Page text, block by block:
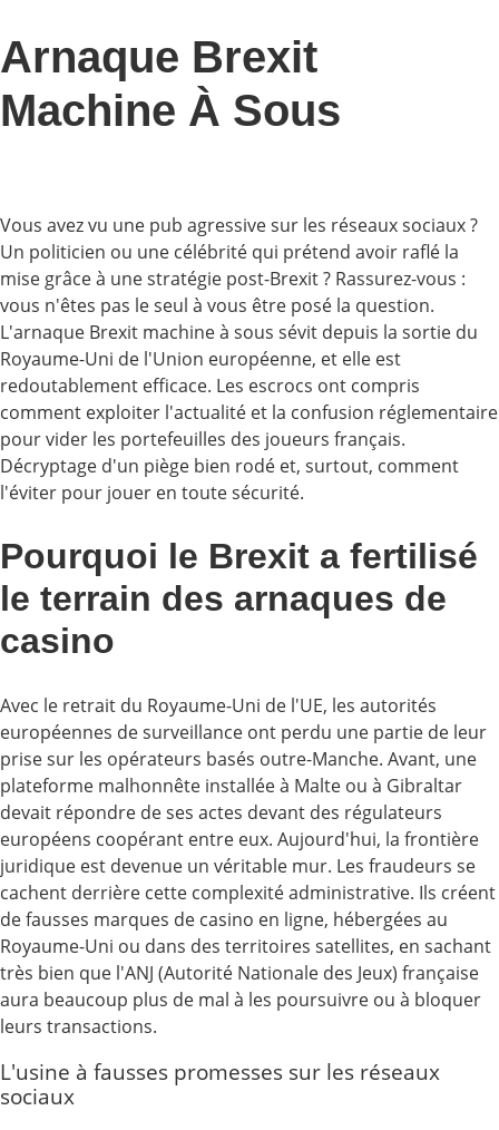
Arnaque Brexit
Machine À Sous
Vous avez vu une pub agressive sur les réseaux sociaux ?
Un politicien ou une célébrité qui prétend avoir raflé la
mise grâce à une stratégie post-Brexit ? Rassurez-vous :
vous n'êtes pas le seul à vous être posé la question.
L'arnaque Brexit machine à sous sévit depuis la sortie du
Royaume-Uni de l'Union européenne, et elle est
redoutablement efficace. Les escrocs ont compris
comment exploiter l'actualité et la confusion réglementaire
pour vider les portefeuilles des joueurs français.
Décryptage d'un piège bien rodé et, surtout, comment
l'éviter pour jouer en toute sécurité.
Pourquoi le Brexit a fertilisé
le terrain des arnaques de
casino
Avec le retrait du Royaume-Uni de l'UE, les autorités
européennes de surveillance ont perdu une partie de leur
prise sur les opérateurs basés outre-Manche. Avant, une
plateforme malhonnête installée à Malte ou à Gibraltar
devait répondre de ses actes devant des régulateurs
européens coopérant entre eux. Aujourd'hui, la frontière
juridique est devenue un véritable mur. Les fraudeurs se
cachent derrière cette complexité administrative. Ils créent
de fausses marques de casino en ligne, hébergées au
Royaume-Uni ou dans des territoires satellites, en sachant
très bien que l'ANJ (Autorité Nationale des Jeux) française
aura beaucoup plus de mal à les poursuivre ou à bloquer
leurs transactions.
L'usine à fausses promesses sur les réseaux
sociaux